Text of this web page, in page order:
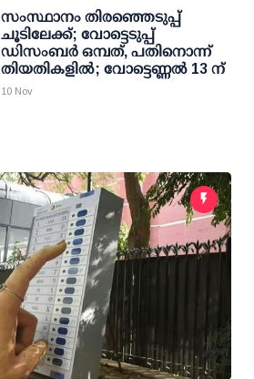
സംസ്ഥാനം തിരഞ്ഞെടുപ്പ്
ചൂടിലേക്ക്; വോട്ടെടുപ്പ്
ഡിസംബര്‍ ഒമ്പത്, പതിനൊന്ന്
തിയതികളില്‍; വോട്ടെണ്ണല്‍ 13 ന്
10 Nov